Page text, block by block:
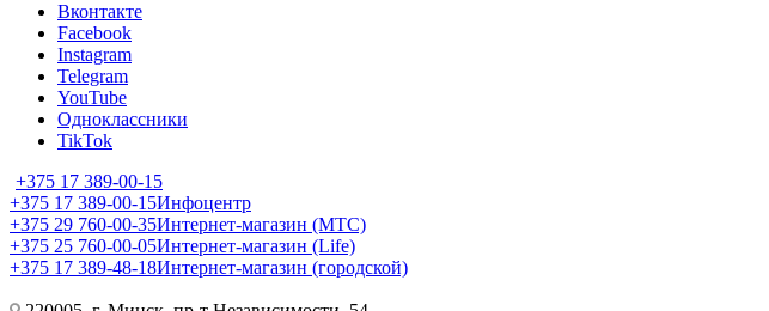
Вконтакте
Facebook
Instagram
Telegram
YouTube
Одноклассники
TikTok
+375 17 389-00-15
+375 17 389-00-15Инфоцентр
+375 29 760-00-35Интернет-магазин (МТС)
+375 25 760-00-05Интернет-магазин (Life)
+375 17 389-48-18Интернет-магазин (городской)